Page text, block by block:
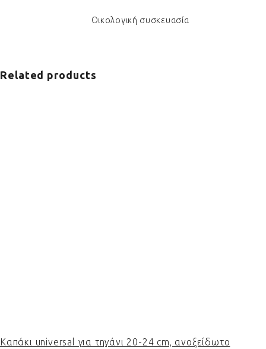
Οικολογική συσκευασία
Related products
Καπάκι universal για τηγάνι 20-24 cm, ανοξείδωτο